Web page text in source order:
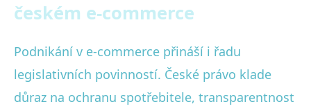
českém e-commerce
Podnikání v e-commerce přináší i řadu
legislativních povinností. České právo klade
důraz na ochranu spotřebitele, transparentnost